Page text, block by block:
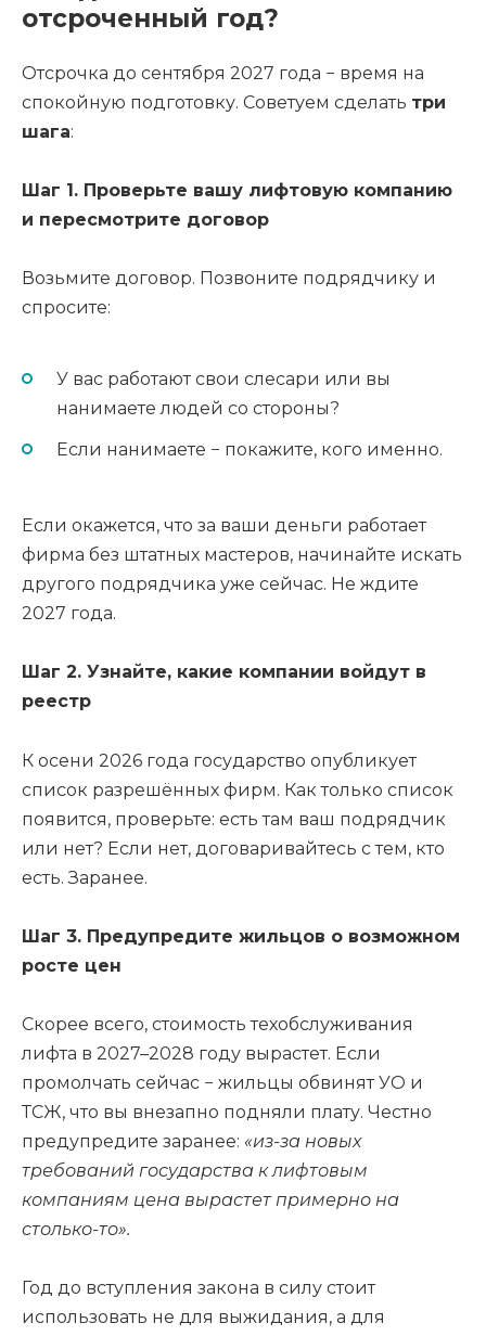
отсроченный год?
Отсрочка до сентября 2027 года − время на
спокойную подготовку. Советуем сделать три
шага:
Шаг 1. Проверьте вашу лифтовую компанию
и пересмотрите договор
Возьмите договор. Позвоните подрядчику и
спросите:
У вас работают свои слесари или вы
нанимаете людей со стороны?
Если нанимаете − покажите, кого именно.
Если окажется, что за ваши деньги работает
фирма без штатных мастеров, начинайте искать
другого подрядчика уже сейчас. Не ждите
2027 года.
Шаг 2. Узнайте, какие компании войдут в
реестр
К осени 2026 года государство опубликует
список разрешённых фирм. Как только список
появится, проверьте: есть там ваш подрядчик
или нет? Если нет, договаривайтесь с тем, кто
есть. Заранее.
Шаг 3. Предупредите жильцов о возможном
росте цен
Скорее всего, стоимость техобслуживания
лифта в 2027–2028 году вырастет. Если
промолчать сейчас − жильцы обвинят УО и
ТСЖ, что вы внезапно подняли плату. Честно
предупредите заранее: «из-за новых
требований государства к лифтовым
компаниям цена вырастет примерно на
столько-то».
Год до вступления закона в силу стоит
использовать не для выжидания, а для